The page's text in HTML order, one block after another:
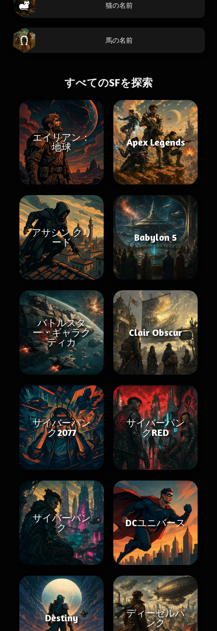
猫の名前
馬の名前
すべてのSFを探索
エイリアン：
地球
Apex Legends
アサシン クリ
ード
Babylon 5
バトルスタ
ー・ギャラク
ティカ
Clair Obscur
サイバーパン
ク2077
サイバーパン
クRED
サイバーパン
ク
DCユニバース
Destiny
ディーゼルパ
ンク